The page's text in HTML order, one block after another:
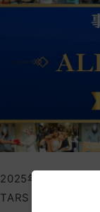
2025年は年間ラン
TARS 2025』への招